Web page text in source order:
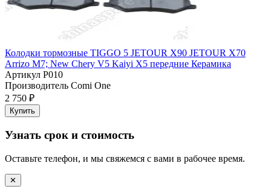
Колодки тормозные TIGGO 5 JETOUR X90 JETOUR X70
Arrizo M7; New Chery V5 Kaiyi X5 передние Керамика
Артикул P010
Производитель Comi One
2 750 ₽
Купить
Узнать срок и стоимость
Оставьте телефон, и мы свяжемся с вами в рабочее время.
✕